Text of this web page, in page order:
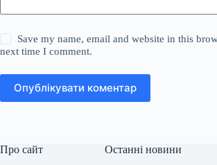
Save my name, email and website in this
next time I comment.
Опублікувати коментар
Про сайт Останні новини